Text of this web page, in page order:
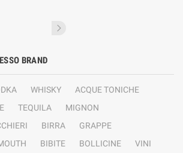
BRAND
WHISKY
ACQUE TONICHE
TEQUILA
MIGNON
BIRRA
GRAPPE
BIBITE BOLLICINE
VINI